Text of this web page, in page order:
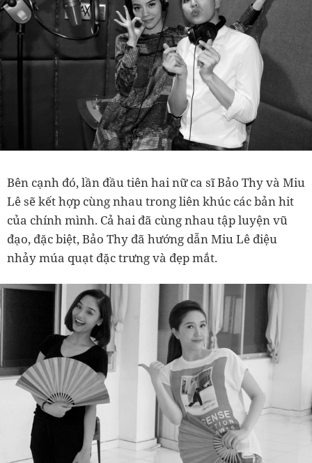
Bên cạnh đó, lần đầu tiên hai nữ ca sĩ Bảo Thy và Miu
Lê sẽ kết hợp cùng nhau trong liên khúc các bản hit
của chính mình. Cả hai đã cùng nhau tập luyện vũ
đạo, đặc biệt, Bảo Thy đã hướng dẫn Miu Lê điệu
nhảy múa quạt đặc trưng và đẹp mắt.